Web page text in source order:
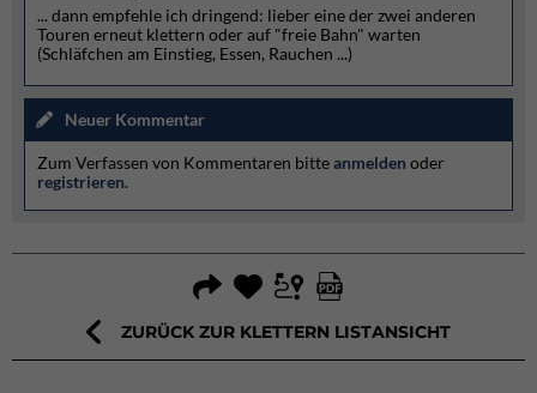
... dann empfehle ich dringend: lieber eine der zwei anderen
Touren erneut klettern oder auf "freie Bahn" warten
(Schläfchen am Einstieg, Essen, Rauchen ...)
Neuer Kommentar
Zum Verfassen von Kommentaren bitteanmelden oder
registrieren.
ZURÜCK ZUR KLETTERN LISTANSICHT